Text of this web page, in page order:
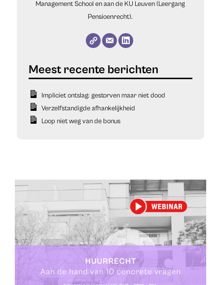
Management School en aan de KU Leuven (Leergang
Pensioenrecht).
Impliciet ontslag: gestorven maar niet dood
Verzelfstandigde afhankelijkheid
Loop niet weg van de bonus